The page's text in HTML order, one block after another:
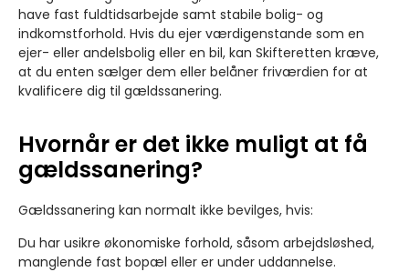
have fast fuldtidsarbejde samt stabile bolig- og
indkomstforhold. Hvis du ejer værdigenstande som en
ejer- eller andelsbolig eller en bil, kan Skifteretten kræve,
at du enten sælger dem eller belåner friværdien for at
kvalificere dig til gældssanering.
Hvornår er det ikke muligt at få
gældssanering?
Gældssanering kan normalt ikke bevilges, hvis:
Du har usikre økonomiske forhold, såsom arbejdsløshed,
manglende fast bopæl eller er under uddannelse.